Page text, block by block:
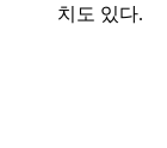
치도 있다.